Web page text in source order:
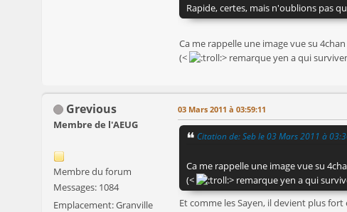
Rapide, certes, mais n'oublions pas
Ca me rappelle une image vue su 4chan
(<
> remarque yen a qui
Grevious
Membre de l'AEUG
Membre du forum
Messages: 1084
Emplacement: Granville
03 Mars 2011 à 03:59:11
Citation de: Seb le 03 Mars 2011 à
Ca me rappelle une image vue su
(<
> remarque yen a qui
Et comme les Sayen, il devient plus